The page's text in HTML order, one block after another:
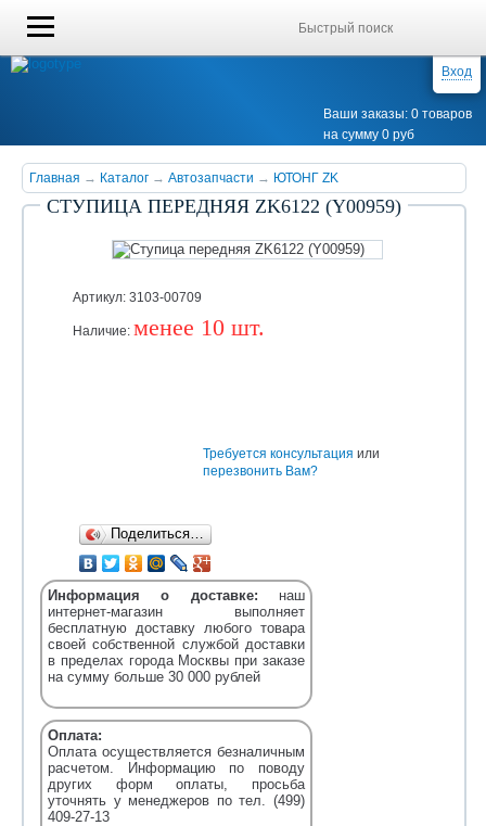
Вход
Ваши заказы: 0 товаров
на сумму 0 руб
Главная → Каталог → Автозапчасти → ЮТОНГ ZK
СТУПИЦА ПЕРЕДНЯЯ ZK6122 (Y00959)
Артикул: 3103-00709
Наличие: менее 10 шт.
Поделиться…
Требуется консультация или
перезвонить Вам?
Информация о доставке: наш
интернет-магазин выполняет
бесплатную доставку любого товара
своей собственной службой доставки
в пределах города Москвы при заказе
на сумму больше 30 000 рублей
Оплата:
Оплата осуществляется безналичным
расчетом. Информацию по поводу
других форм оплаты, просьба
уточнять у менеджеров по тел. (499)
409-27-13